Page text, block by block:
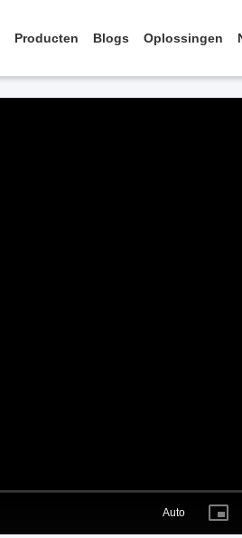
Producten Blogs Oplossingen
Auto